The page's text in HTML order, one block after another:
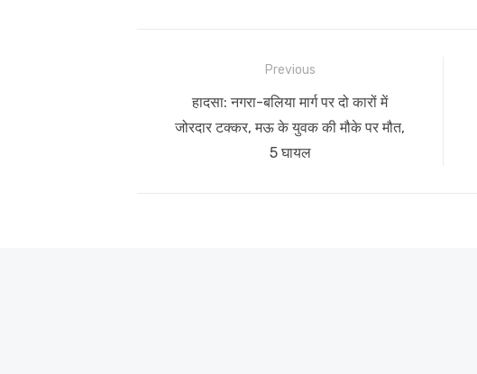
navigation
Previous
Previous
post:
हादसा: नगरा-बलिया मार्ग पर दो कारों में
जोरदार टक्कर, मऊ के युवक की मौके पर मौत,
5 घायल